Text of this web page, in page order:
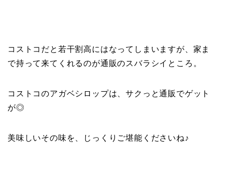
コストコだと若干割高にはなってしまいますが、家ま
で持って来てくれるのが通販のスバラシイところ。
コストコのアガベシロップは、サクっと通販でゲット
が◎
美味しいその味を、じっくりご堪能くださいね♪